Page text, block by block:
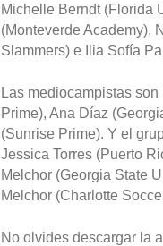
Michelle Berndt (Florida
(Monteverde Academy),
Slammers) e Ilia Sofía
Las mediocampistas
Prime), Ana Díaz
(Sunrise Prime). Y el
Jessica Torres (Puerto
Melchor (Georgia State
Melchor (Charlotte
No olvides descargar la